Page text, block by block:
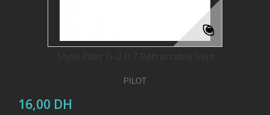
PILOT
16,00 DH